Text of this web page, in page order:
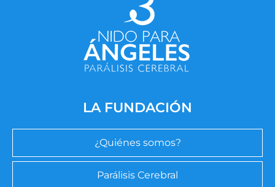
LA FUNDACIÓN
¿Quiénes somos?
Parálisis Cerebral